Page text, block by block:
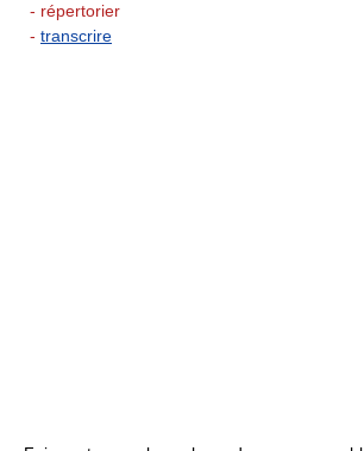
- répertorier
- transcrire